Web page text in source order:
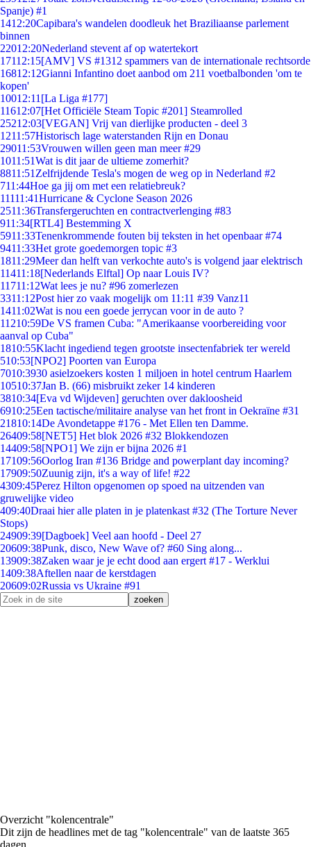
Spanje) #1
1412:20Capibara's wandelen doodleuk het Braziliaanse parlement
binnen
22012:20Nederland stevent af op watertekort
17112:15[AMV] VS #1312 spammers van de internationale rechtsorde
16812:12Gianni Infantino doet aanbod om 211 voetbalbonden 'om te
kopen'
10012:11 [La Liga #177]
11612:07[Het Officiële Steam Topic #201] Steamrolled
25212:03[VEGAN] Vrij van dierlijke producten - deel 3
1211:57Historisch lage waterstanden Rijn en Donau
29011:53Vrouwen willen geen man meer #29
1011:51Wat is dit jaar de ultieme zomerhit?
8811:51 Zelfrijdende Tesla's mogen de weg op in Nederland #2
711:44Hoe ga jij om met een relatiebreuk?
11111:41Hurricane & Cyclone Season 2026
2511:36Transfergeruchten en contractverlenging #83
911:34[RTL4] Bestemming X
5911:33Tenenkrommende fouten bij teksten in het openbaar #74
9411:33Het grote goedemorgen topic #3
1811:29Meer dan helft van verkochte auto's is volgend jaar elektrisch
11411:18[Nederlands Elftal] Op naar Louis IV?
11711:12Wat lees je nu? #96 zomerlezen
3311:12Post hier zo vaak mogelijk om 11:11 #39 Vanz11
1411:02Wat is nou een goede jerrycan voor in de auto ?
11210:59De VS framen Cuba: "Amerikaanse voorbereiding voor
aanval op Cuba"
1810:55Klacht ingediend tegen grootste insectenfabriek ter wereld
510:53[NPO2] Poorten van Europa
7010:3930 asielzoekers kosten 1 miljoen in hotel centrum Haarlem
10510:37Jan B. (66) misbruikt zeker 14 kinderen
3810:34[Eva vd Wijdeven] geruchten over dakloosheid
6910:25Een tactische/militaire analyse van het front in Oekraïne #31
21810:14De Avondetappe #176 - Met Ellen ten Damme.
26409:58[NET5] Het blok 2026 #32 Blokkendozen
14409:58[NPO1] We zijn er bijna 2026 #1
17109:56Oorlog Iran #136 Bridge and powerplant day incoming?
17909:50Zuunig zijn, it's a way of life! #22
4309:45Perez Hilton opgenomen op spoed na uitzenden van
gruwelijke video
409:40Draai hier alle platen in je platenkast #32 (The Torture Never
Stops)
24909:39[Dagboek] Veel aan hoofd - Deel 27
20609:38Punk, disco, New Wave of? #60 Sing along...
13909:38Zaken waar je je echt dood aan ergert #17 - Werklui
1409:38Aftellen naar de kerstdagen
20609:02Russia vs Ukraine #91
Overzicht "kolencentrale"
Dit zijn de headlines met de tag "kolencentrale" van de laatste 365
dagen.